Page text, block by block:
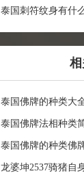
泰国刺符纹身有什
泰国佛牌的种类大
泰国佛牌法相种类
泰国佛牌的种类佛
龙婆坤2537骑猪自